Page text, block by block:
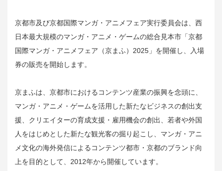
京都市及び京都国際マンガ・アニメフェア実行委員会は、西
日本最大規模のマンガ・アニメ・ゲームの総合見本市「京都
国際マンガ・アニメフェア（京まふ）2025」を開催し、入場
券の販売を開始します。
京まふは、京都市におけるコンテンツ産業の振興を念頭に、
マンガ・アニメ・ゲームを活用した新たなビジネスの創出支
援、クリエイターの育成支援・雇用機会の創出、若者や外国
人をはじめとした新たな観光客の掘り起こし、マンガ・アニ
メ文化の海外発信によるコンテンツ都市・京都のブランド向
上を目的として、2012年から開催しています。